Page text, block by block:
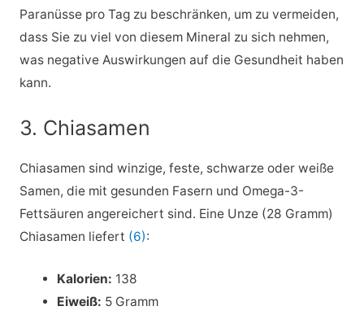
Paranüsse pro Tag zu beschränken, um zu vermeiden,
dass Sie zu viel von diesem Mineral zu sich nehmen,
was negative Auswirkungen auf die Gesundheit haben
kann.
3. Chiasamen
Chiasamen sind winzige, feste, schwarze oder weiße
Samen, die mit gesunden Fasern und Omega-3-
Fettsäuren angereichert sind. Eine Unze (28 Gramm)
Chiasamen liefert (6):
Kalorien: 138
Eiweiß: 5 Gramm